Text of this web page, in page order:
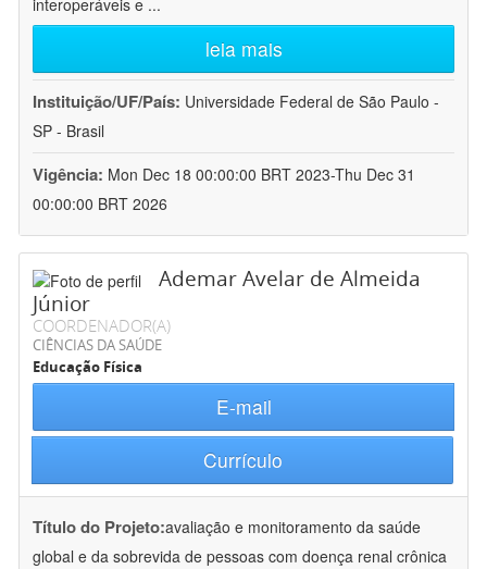
interoperáveis e ...
leia mais
Instituição/UF/País: Universidade Federal de São Paulo -
SP - Brasil
Vigência: Mon Dec 18 00:00:00 BRT 2023-Thu Dec 31
00:00:00 BRT 2026
Ademar Avelar de Almeida
Júnior
COORDENADOR(A)
CIÊNCIAS DA SAÚDE
Educação Física
E-mail
Currículo
Título do Projeto:avaliação e monitoramento da saúde
global e da sobrevida de pessoas com doença renal crônica